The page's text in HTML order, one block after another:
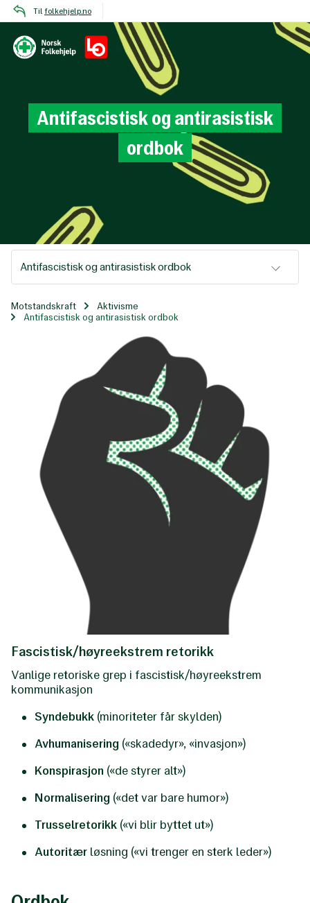
Tilfolkehjelp.no
Antifascistiskogantirasistisk
ordbok
Antifascistisk og antirasistisk ordbok
Motstandskraft
Aktivisme
Antifascistisk og antirasistisk ordbok
Fascistisk/høyreekstrem retorikk
Vanlige retoriske grep i fascistisk/høyreekstrem
kommunikasjon
Syndebukk (minoriteter får skylden)
Avhumanisering («skadedyr», «invasjon»)
Konspirasjon («de styrer alt»)
Normalisering («det var bare humor»)
Trusselretorikk («vi blir byttet ut»)
Autoritær løsning («vi trenger en sterk leder»)